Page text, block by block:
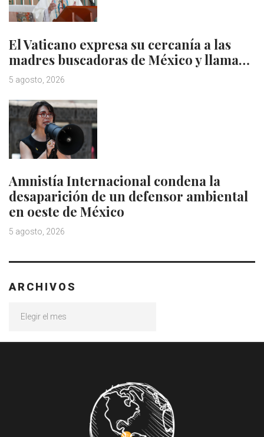
El Vaticano expresa su cercanía a las
madres buscadoras de México y llama…
5 agosto, 2026
Amnistía Internacional condena la
desaparición de un defensor ambiental
en oeste de México
5 agosto, 2026
ARCHIVOS